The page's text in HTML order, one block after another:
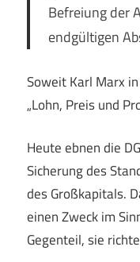
Befreiung der
endgültigen
Soweit Karl Marx
„Lohn, Preis und
Heute ebnen die
Sicherung des
des Großkapitals.
einen Zweck im
Gegenteil, sie